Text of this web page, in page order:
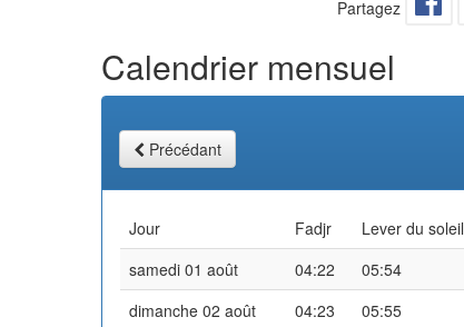
Partagez
Calendrier mensuel
Précédant
Jour Fadjr Lever du soleil
samedi 01 août
04:22 05:54
dimanche 02 août
04:23 05:55